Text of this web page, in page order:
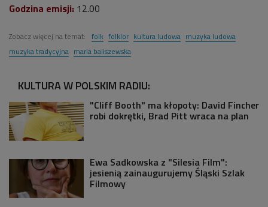
Godzina emisji: 12.00
Zobacz więcej na temat: folk folklor kultura ludowa muzyka ludowa
muzyka tradycyjna maria baliszewska
KULTURA W POLSKIM RADIU:
"Cliff Booth" ma kłopoty: David Fincher
robi dokrętki, Brad Pitt wraca na plan
Ewa Sadkowska z "Silesia Film":
jesienią zainaugurujemy Śląski Szlak
Filmowy